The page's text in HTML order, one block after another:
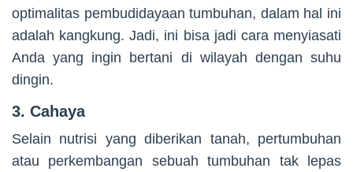
optimalitas pembudidayaan tumbuhan, dalam hal ini
adalah kangkung. Jadi, ini bisa jadi cara menyiasati
Anda yang ingin bertani di wilayah dengan suhu
dingin.
3. Cahaya
Selain nutrisi yang diberikan tanah, pertumbuhan
atau perkembangan sebuah tumbuhan tak lepas